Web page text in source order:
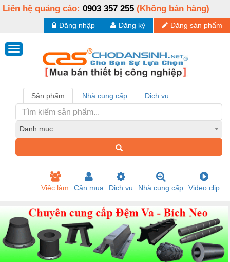
Liên hệ quảng cáo: 0903 357 255 (Không bán hàng)
Đăng sản phẩm
Đăng ký
Đăng nhập
Sản phẩm Nhà cung cấp Dịch vụ
Danh mục
Việc làm Cần mua Dịch vụ Nhà cung cấp Video clip